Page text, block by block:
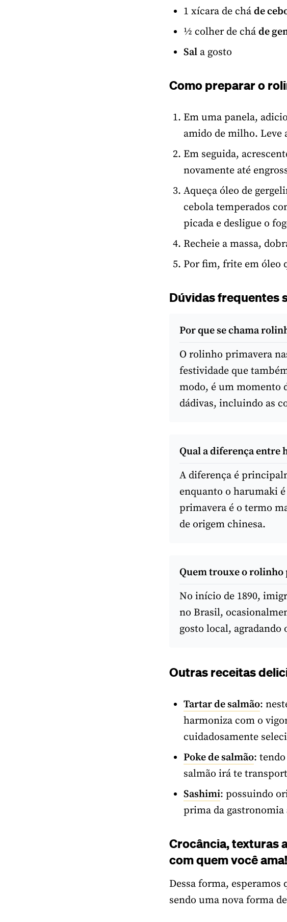
1 xícara de chá de
½ colher de chá de
Sal a gosto
Como preparar o
Em uma panela,
amido de milho. Leve
Em seguida,
novamente até
Aqueça óleo de
cebola temperados
picada e desligue o
Recheie a massa,
Por fim, frite em óleo
Dúvidas frequentes
Por que se chama
O rolinho primavera
festividade que
modo, é um momento
dádivas, incluindo as
Qual a diferença entre
A diferença é
enquanto o harumaki
primavera é o termo
de origem chinesa.
Quem trouxe o rolinho
No início de 1890,
no Brasil,
gosto local, agradando
Outras receitas
Tartar de salmão:
harmoniza com o
cuidadosamente
Poke de salmão:
salmão irá te
Sashimi: possuindo
prima da gastronomia
Crocância, texturas
com quem você ama!
Dessa forma, esperamos
sendo uma nova forma